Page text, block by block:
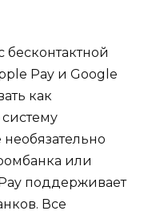
бесконтактной
Pay и Google
как
или
поддерживает
Все